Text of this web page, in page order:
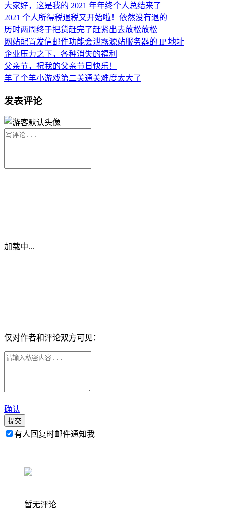
大家好，这是我的 2021 年年终个人总结来了
2021 个人所得税退税又开始啦！依然没有退的
历时两周终于把货赶完了赶紧出去放松放松
网站配置发信邮件功能会泄露源站服务器的 IP 地址
企业压力之下，各种消失的福利
父亲节，祝我的父亲节日快乐！
羊了个羊小游戏第二关通关难度太大了
发表评论
加载中...
仅对作者和评论双方可见：
确认
提交
有人回复时邮件通知我
暂无评论